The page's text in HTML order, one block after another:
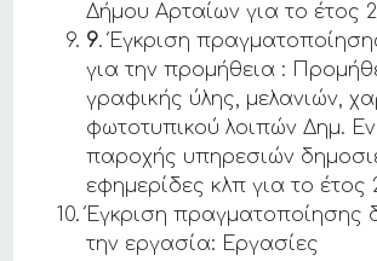
Δήμου Αρταίων για το έτος
9. Έγκριση
για την προμήθεια :
γραφικής ύλης, μελανιών,
φωτοτυπικού λοιπών Δημ.
παροχής υπηρεσιών
εφημερίδες κλπ για το έτος
Έγκριση πραγματοποίησης
την εργασία: Εργασίες